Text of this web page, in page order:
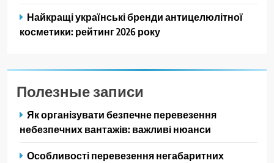
Найкращі українські бренди антицелюлітної
косметики: рейтинг 2026 року
Полезные записи
Як організувати безпечне перевезення
небезпечних вантажів: важливі нюанси
Особливості перевезення негабаритних